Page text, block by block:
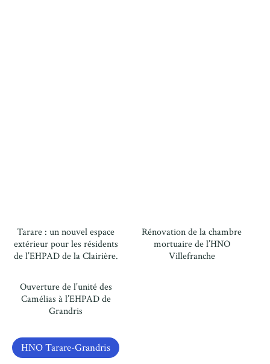
Tarare : un nouvel espace
extérieur pour les résidents
de l’EHPAD de la Clairière.
Rénovation de la chambre
mortuaire de l’HNO
Villefranche
Ouverture de l’unité des
Camélias à l’EHPAD de
Grandris
HNO Tarare-Grandris